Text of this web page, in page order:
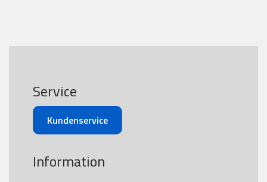
Service
Kundenservice
Information